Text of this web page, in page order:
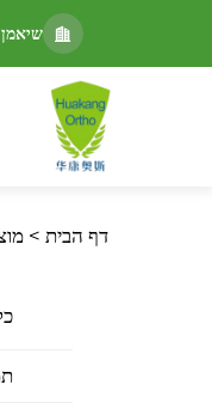
שיאמן HUAKANG ORTHOPEDIC CO., LTD.
דף הבית >